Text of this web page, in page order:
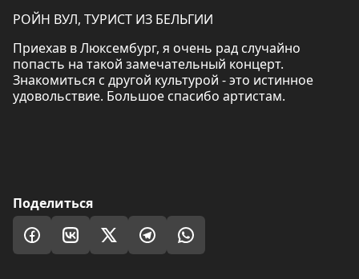
РОЙН ВУЛ, ТУРИСТ ИЗ БЕЛЬГИИ
Приехав в Люксембург, я очень рад случайно
попасть на такой замечательный концерт.
Знакомиться с другой культурой - это истинное
удовольствие. Большое спасибо артистам.
Поделиться